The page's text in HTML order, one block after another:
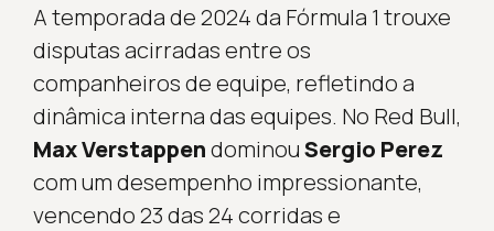
A temporada de 2024 da Fórmula 1 trouxe
disputas acirradas entre os
companheiros de equipe, refletindo a
dinâmica interna das equipes. No Red Bull,
Max VerstappendominouSergio Perez
com um desempenho impressionante,
vencendo 23 das 24 corridas e